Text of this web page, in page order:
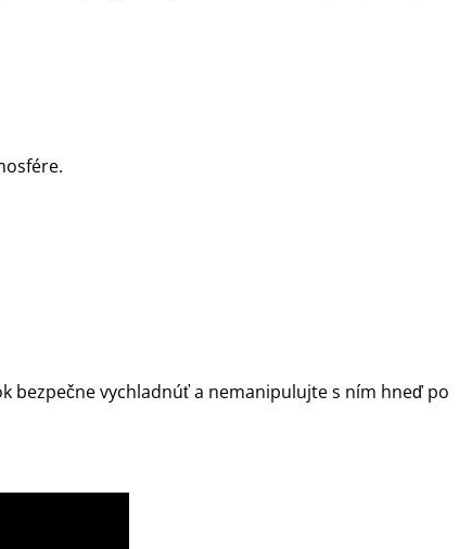
bezpečne vychladnúť a nemanipulujte s ním hneď po